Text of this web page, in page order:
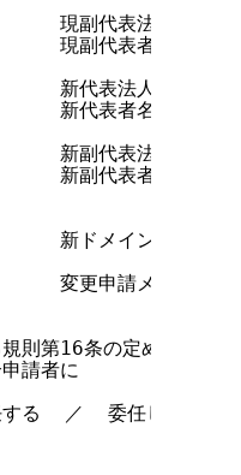
現副代表法人名
現副代表者名（注
新代表法人名
新代表者名（注4
新副代表法人名
新副代表者名（注
新ドメイン名
変更申請メール受領
則第16条の定めによる
請者に
／  委任しない